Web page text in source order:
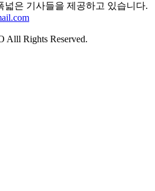
넓은 기사들을 제공하고 있습니다.
Rights Reserved.